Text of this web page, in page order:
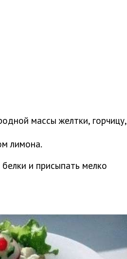
массы желтки, горчицу,
лимона.
и присыпать мелко